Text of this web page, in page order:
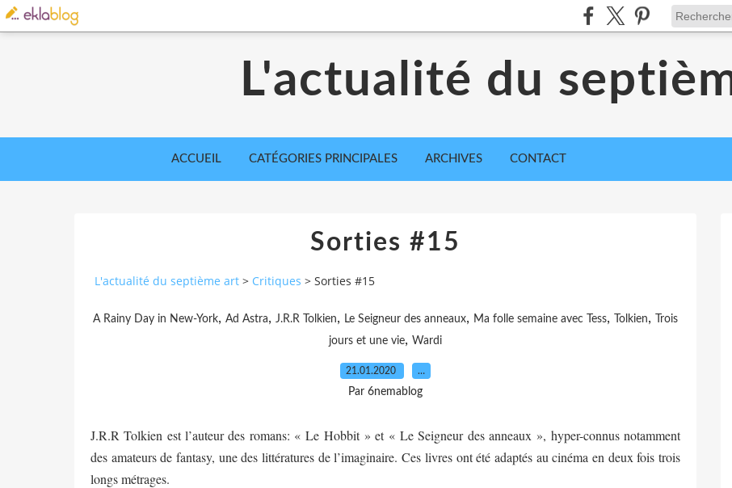
L'actualité du
ACCUEIL CATÉGORIES PRINCIPALES ARCHIVES CONTACT
Sorties #15
L'actualité du septième art > Critiques > Sorties #15
A Rainy Day in New-York, Ad Astra, J.R.R Tolkien, Le Seigneur des anneaux, Ma folle semaine avec Tess, Tolkien,
Trois
jours et une vie, Wardi
21.01.2020 …
Par 6nemablog
J.R.R Tolkien est l’auteur des romans: « Le Hobbit » et « Le Seigneur des anneaux », hyper-connus notamment
des amateurs de fantasy, une des littératures de l’imaginaire. Ces livres ont été adaptés au cinéma en deux fois trois
longs métrages.